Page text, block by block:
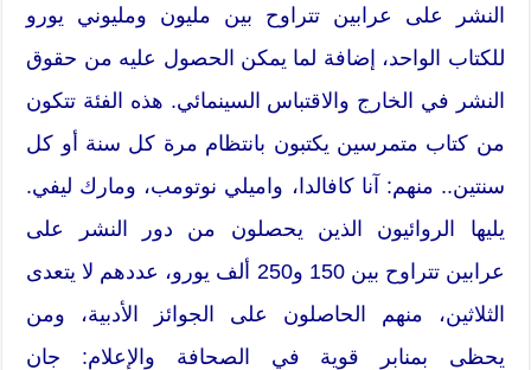
النشر على عرابين تتراوح بين مليون ومليوني يورو
للكتاب الواحد، إضافة لما يمكن الحصول عليه من حقوق
النشر في الخارج والاقتباس السينمائي. هذه الفئة تتكون
من كتاب متمرسين يكتبون بانتظام مرة كل سنة أو كل
سنتين.. منهم: آنا كافالدا، واميلي نوتومب، ومارك ليفي.
يليها الروائيون الذين يحصلون من دور النشر على
عرابين تتراوح بين 150 و250 ألف يورو، عددهم لا يتعدى
الثلاثين، منهم الحاصلون على الجوائز الأدبية، ومن
يحظى بمنابر قوية في الصحافة والإعلام: جان